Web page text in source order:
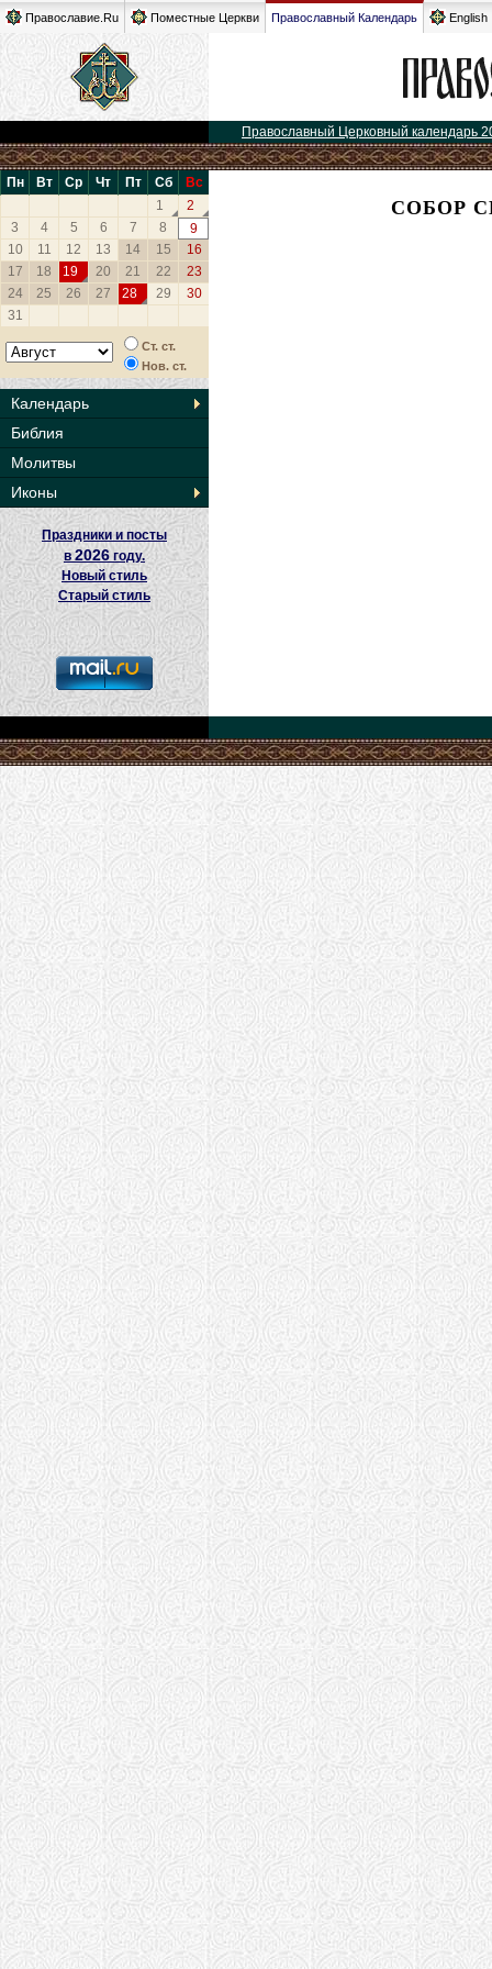
Православие.Ru Поместные Церкви Православный Календарь English
Православный Церковный календарь
Пн Вт Ср Чт Пт Сб
Вс
1
2
3
4 5 6 7 8
9
10
11 12 13 14 15
16
17
18 19 20 21 22
23
24
25 26 27 28 29
30
31
Ст. ст.
Нов. ст.
Календарь
Библия
Молитвы
Иконы
Праздники и посты
в2026 году.
Новый стиль
Старый стиль
СОБОР